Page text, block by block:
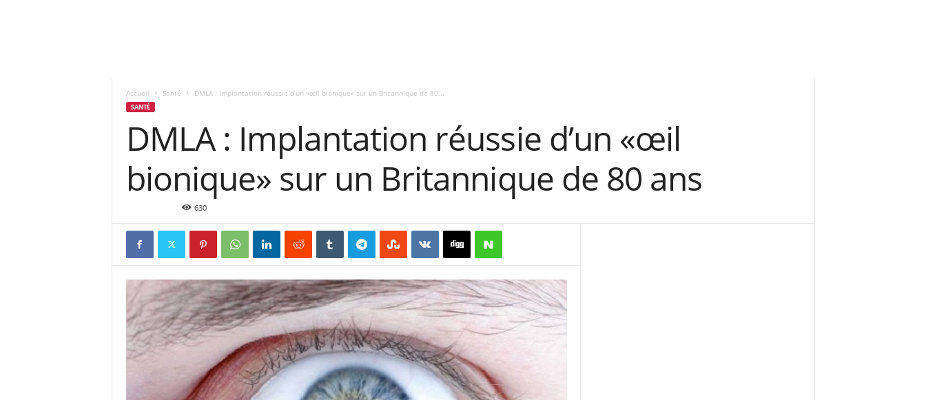
Accueil Santé DMLA : Implantation réussie d’un «œil bionique» sur un Britannique de 80...
SANTÉ
DMLA : Implantation réussie d’un «œil
bionique» sur un Britannique de 80 ans
630